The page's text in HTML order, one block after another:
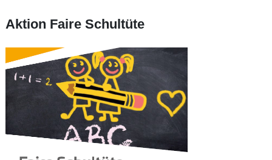
Aktion Faire Schultüte